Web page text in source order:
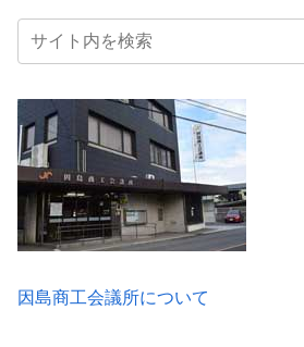
因島商工会議所について